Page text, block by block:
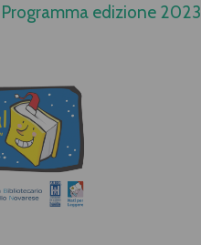
Programma edizione 2023